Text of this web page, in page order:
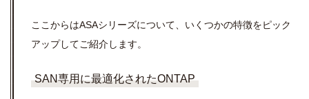
ここからはASAシリーズについて、いくつかの特徴をピック
アップしてご紹介します。
SAN専用に最適化されたONTAP